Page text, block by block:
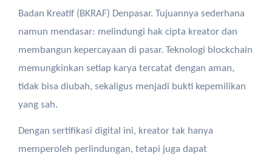
Badan Kreatif(BKRAF) Denpasar. Tujuannya sederhana
namun mendasar: melindungi hak cipta kreatordan
membangun kepercayaan di pasar. Teknologi blockchain
memungkinkan setiap karya tercatat dengan aman,
tidak bisa diubah, sekaligus menjadi bukti kepemilikan
yang sah.
Dengan sertifikasi digital ini, kreator tak hanya
memperoleh perlindungan, tetapi juga dapat